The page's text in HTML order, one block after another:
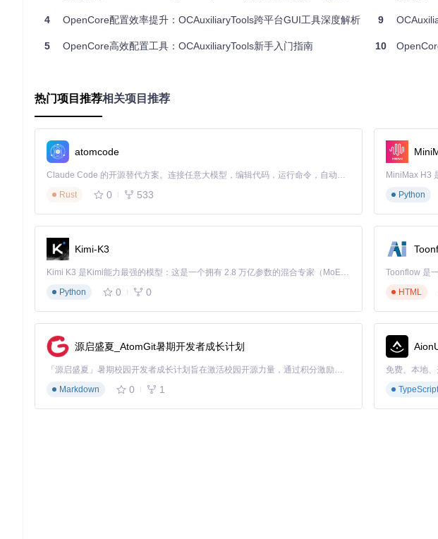
osh之旅更加顺畅。
进阶用户可以充分利用OCAT的可编辑Kext仓库URL列表和集成的ASCII与HEX转换器。此
建可启动的EFI分区。
安装与获取
要开始使用OCAuxiliaryTools，你可以通过以下步骤获取并安装：
克隆项目仓库：
git clone https://gitcode.com/gh_mirrors/oc/
根据你使用的操作系统，在项目的发布页面下载对应版本的可执行文件
按照安装向导完成安装过程
OCAuxiliaryTools作为一款高效的OpenCore配置管理工具，通过直观的GUI界面和强大的
探索Hackintosh的新手，还是需要高效管理多个配置的资深用户，OCAT都能满足你的需求
通过OCAT，你可以告别繁琐的手动编辑，轻松掌握OpenCore配置的精髓，让你的
的高效配置之旅吧！
4 OpenCore配置效率提升：OCAuxiliaryTools跨平台GUI工具深度解析
5 OpenCore高效配置工具：OCAuxiliaryTools新手入门指南
9
10
热门项目推荐相关项目推荐
atomcode
Claude Code 的开源替代方案。连接任意大模型，编辑代码，运行命令，自动验证 — 全自动执行。用 Rust 构建，极致性能。 ｜ An open-source alternative to Claude Code. Connect any LLM, edit code, run commands, and verify changes — autonomously. Built in Rust for speed. Get Started
Rust
0 533
Python
Kimi-K3
Kimi K3 是Kimi能力最强的模型：这是一个拥有 2.8 万亿参数的混合专家（MoE）模型，具备原生视觉理解能力，并支持 100 万 token 的上下文窗口。
Python
0 0
HTML
源启盛夏_AtomGit暑期开发者成长计划
「源启盛夏」暑期校园开发者成长计划旨在激活校园开源力量，通过积分激励、认证扶持、资源倾斜等形式，引导高校组织和开发者完成「入驻 — 建项目 — 做贡献 — 获认证 — 得资源」的完整闭环。无论你是想带领社团入驻平台的组织者，还是希望用代码贡献证明自己的开发者，都能在这里找到属于你的成长路径。
Markdown
0 1
TypeScript